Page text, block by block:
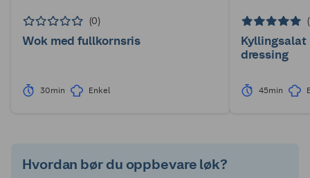
(0)
Wok med fullkornsris
30min Enkel
Kyllingsalat
dressing
45min
Hvordan bør du oppbevare løk?